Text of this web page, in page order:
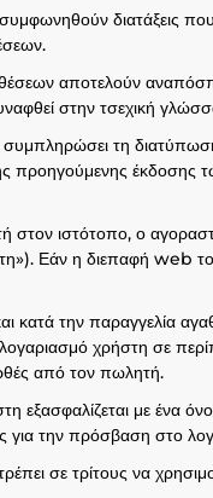
διατάξεις
αποτελούν
στην τσεχική
τη
προηγούμενης
ιστότοπο, ο
Εάν η διεπαφή web
κατά την παραγγελία
χρήστη σε
από τον πωλητή.
με ένα
για την πρόσβαση στο
σε τρίτους να